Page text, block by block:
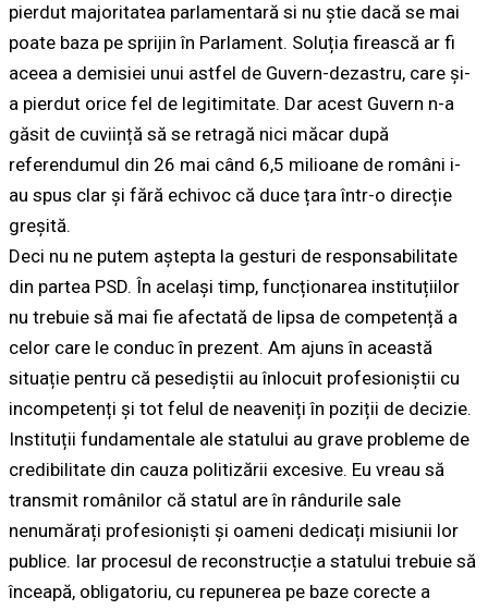
pierdut majoritatea parlamentară si nu știe dacă se mai
poate baza pe sprijin în Parlament. Soluția firească ar fi
aceea a demisiei unui astfel de Guvern-dezastru, care și-
a pierdut orice fel de legitimitate. Dar acest Guvern n-a
găsit de cuviință să se retragă nici măcar după
referendumul din 26 mai când 6,5 milioane de români i-
au spus clar și fără echivoc că duce țara într-o direcție
greșită.
Deci nu ne putem aștepta la gesturi de responsabilitate
din partea PSD. În același timp, funcționarea instituțiilor
nu trebuie să mai fie afectată de lipsa de competență a
celor care le conduc în prezent. Am ajuns în această
situație pentru că pesediștii au înlocuit profesioniștii cu
incompetenți și tot felul de neaveniți în poziții de decizie.
Instituții fundamentale ale statului au grave probleme de
credibilitate din cauza politizării excesive. Eu vreau să
transmit românilor că statul are în rândurile sale
nenumărați profesioniști și oameni dedicați misiunii lor
publice. Iar procesul de reconstrucție a statului trebuie să
înceapă, obligatoriu, cu repunerea pe baze corecte a